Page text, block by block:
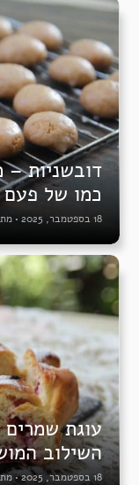
דובשניות –
כמו של פעם
18 בספטמבר, 2025 •
עוגת שמרים
השילוב
18 בספטמבר, 2025 •